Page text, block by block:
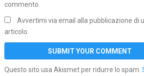
commento.
Avvertimi via email alla pubblicazione di
articolo.
Questo sito usa Akismet per ridurre lo spam.